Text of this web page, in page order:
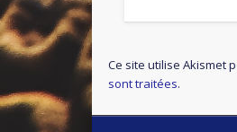
Ce site utilise Akismet
sont traitées.